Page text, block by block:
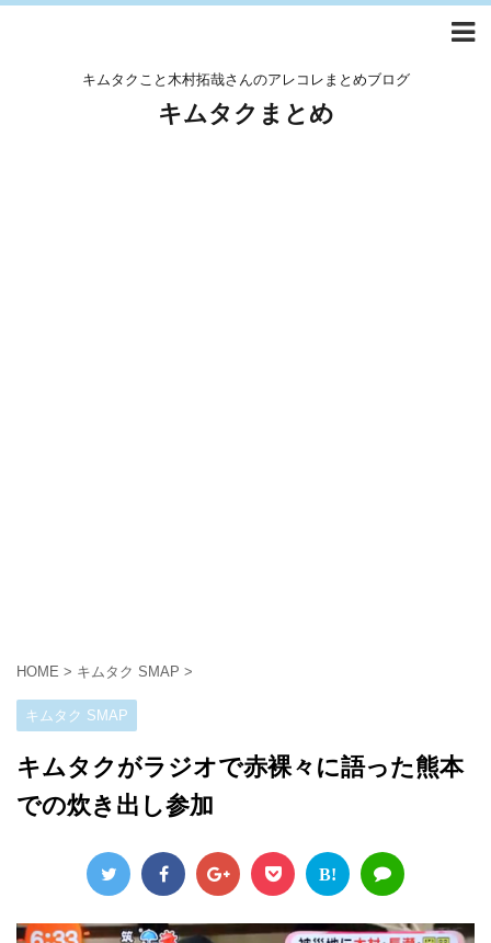
キムタクこと木村拓哉さんのアレコレまとめブログ
キムタクまとめ
HOME > キムタク SMAP >
キムタク SMAP
キムタクがラジオで赤裸々に語った熊本
での炊き出し参加
B!